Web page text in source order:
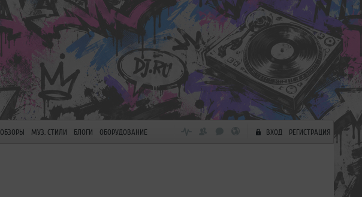
ОБЗОРЫ МУЗ. СТИЛИ БЛОГИ ОБОРУДОВАНИЕ ВХОД РЕГИСТРАЦИЯ